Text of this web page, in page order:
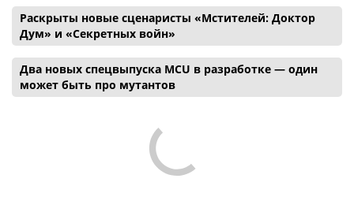
Раскрыты новые сценаристы «Мстителей: Доктор
Дум» и «Секретных войн»
Два новых спецвыпуска MCU в разработке — один
может быть про мутантов